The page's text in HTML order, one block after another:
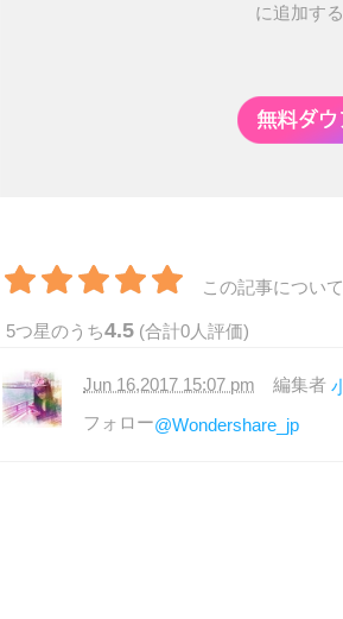
に追加す
この記事につい
5つ星のうち4.5 (合計0 人評価)
Jun 16,2017 15:07 pm 編集者
フォロー@Wondershare_jp